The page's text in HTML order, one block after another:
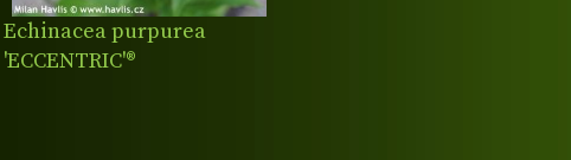
Echinacea purpurea
'ECCENTRIC'®